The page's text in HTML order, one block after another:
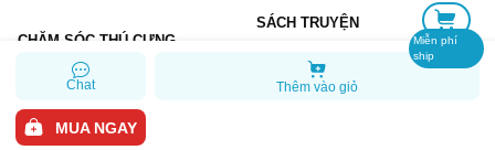
Chat Thêm vào giỏ
MUA NGAY
Miễn phí
ship
GỬI BÁO LỖI
CHĂM SÓC THÚ CƯNG
SÁCH TRUYỆN